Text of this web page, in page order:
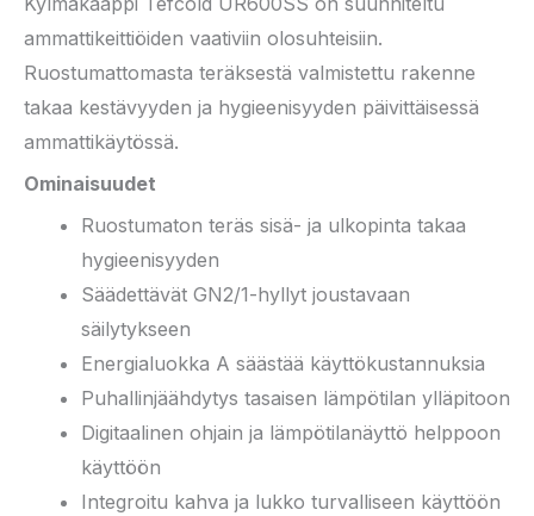
ammattikeittiöiden vaativiin olosuhteisiin.
Ruostumattomasta teräksestä valmistettu rakenne
takaa kestävyyden ja hygieenisyyden päivittäisessä
ammattikäytössä.
Ominaisuudet
Ruostumaton teräs sisä- ja ulkopinta takaa
hygieenisyyden
Säädettävät GN2/1-hyllyt joustavaan
säilytykseen
Energialuokka A säästää käyttökustannuksia
Puhallinjäähdytys tasaisen lämpötilan ylläpitoon
Digitaalinen ohjain ja lämpötilanäyttö helppoon
käyttöön
Integroitu kahva ja lukko turvalliseen käyttöön